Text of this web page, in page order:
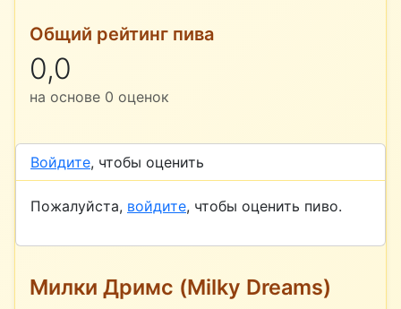
Общий рейтинг пива
0,0
на основе 0 оценок
Войдите, чтобы оценить
Пожалуйста, войдите, чтобы оценить пиво.
Милки Дримс (Milky Dreams)